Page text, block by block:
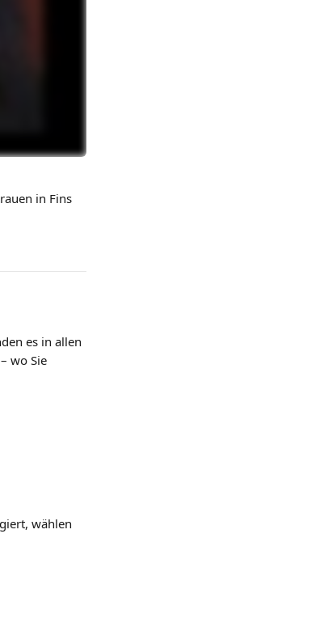
in Fins
es in allen
wo Sie
wählen